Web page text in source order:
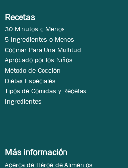
Recetas
30 Minutos o Menos
5 Ingredientes o Menos
Cocinar Para Una Multitud
Aprobado por los Niños
Método de Cocción
Dietas Especiales
Tipos de Comidas y Recetas
Ingredientes
Más información
Acerca de Héroe de Alimentos